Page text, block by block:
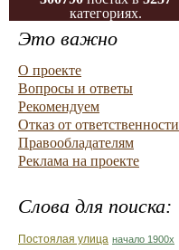
категориях.
Это важно
О проекте
Вопросы и ответы
Рекомендуем
Отказ от ответственности
Правообладателям
Реклама на проекте
Слова для поиска:
Постоялая улица начало 1900х